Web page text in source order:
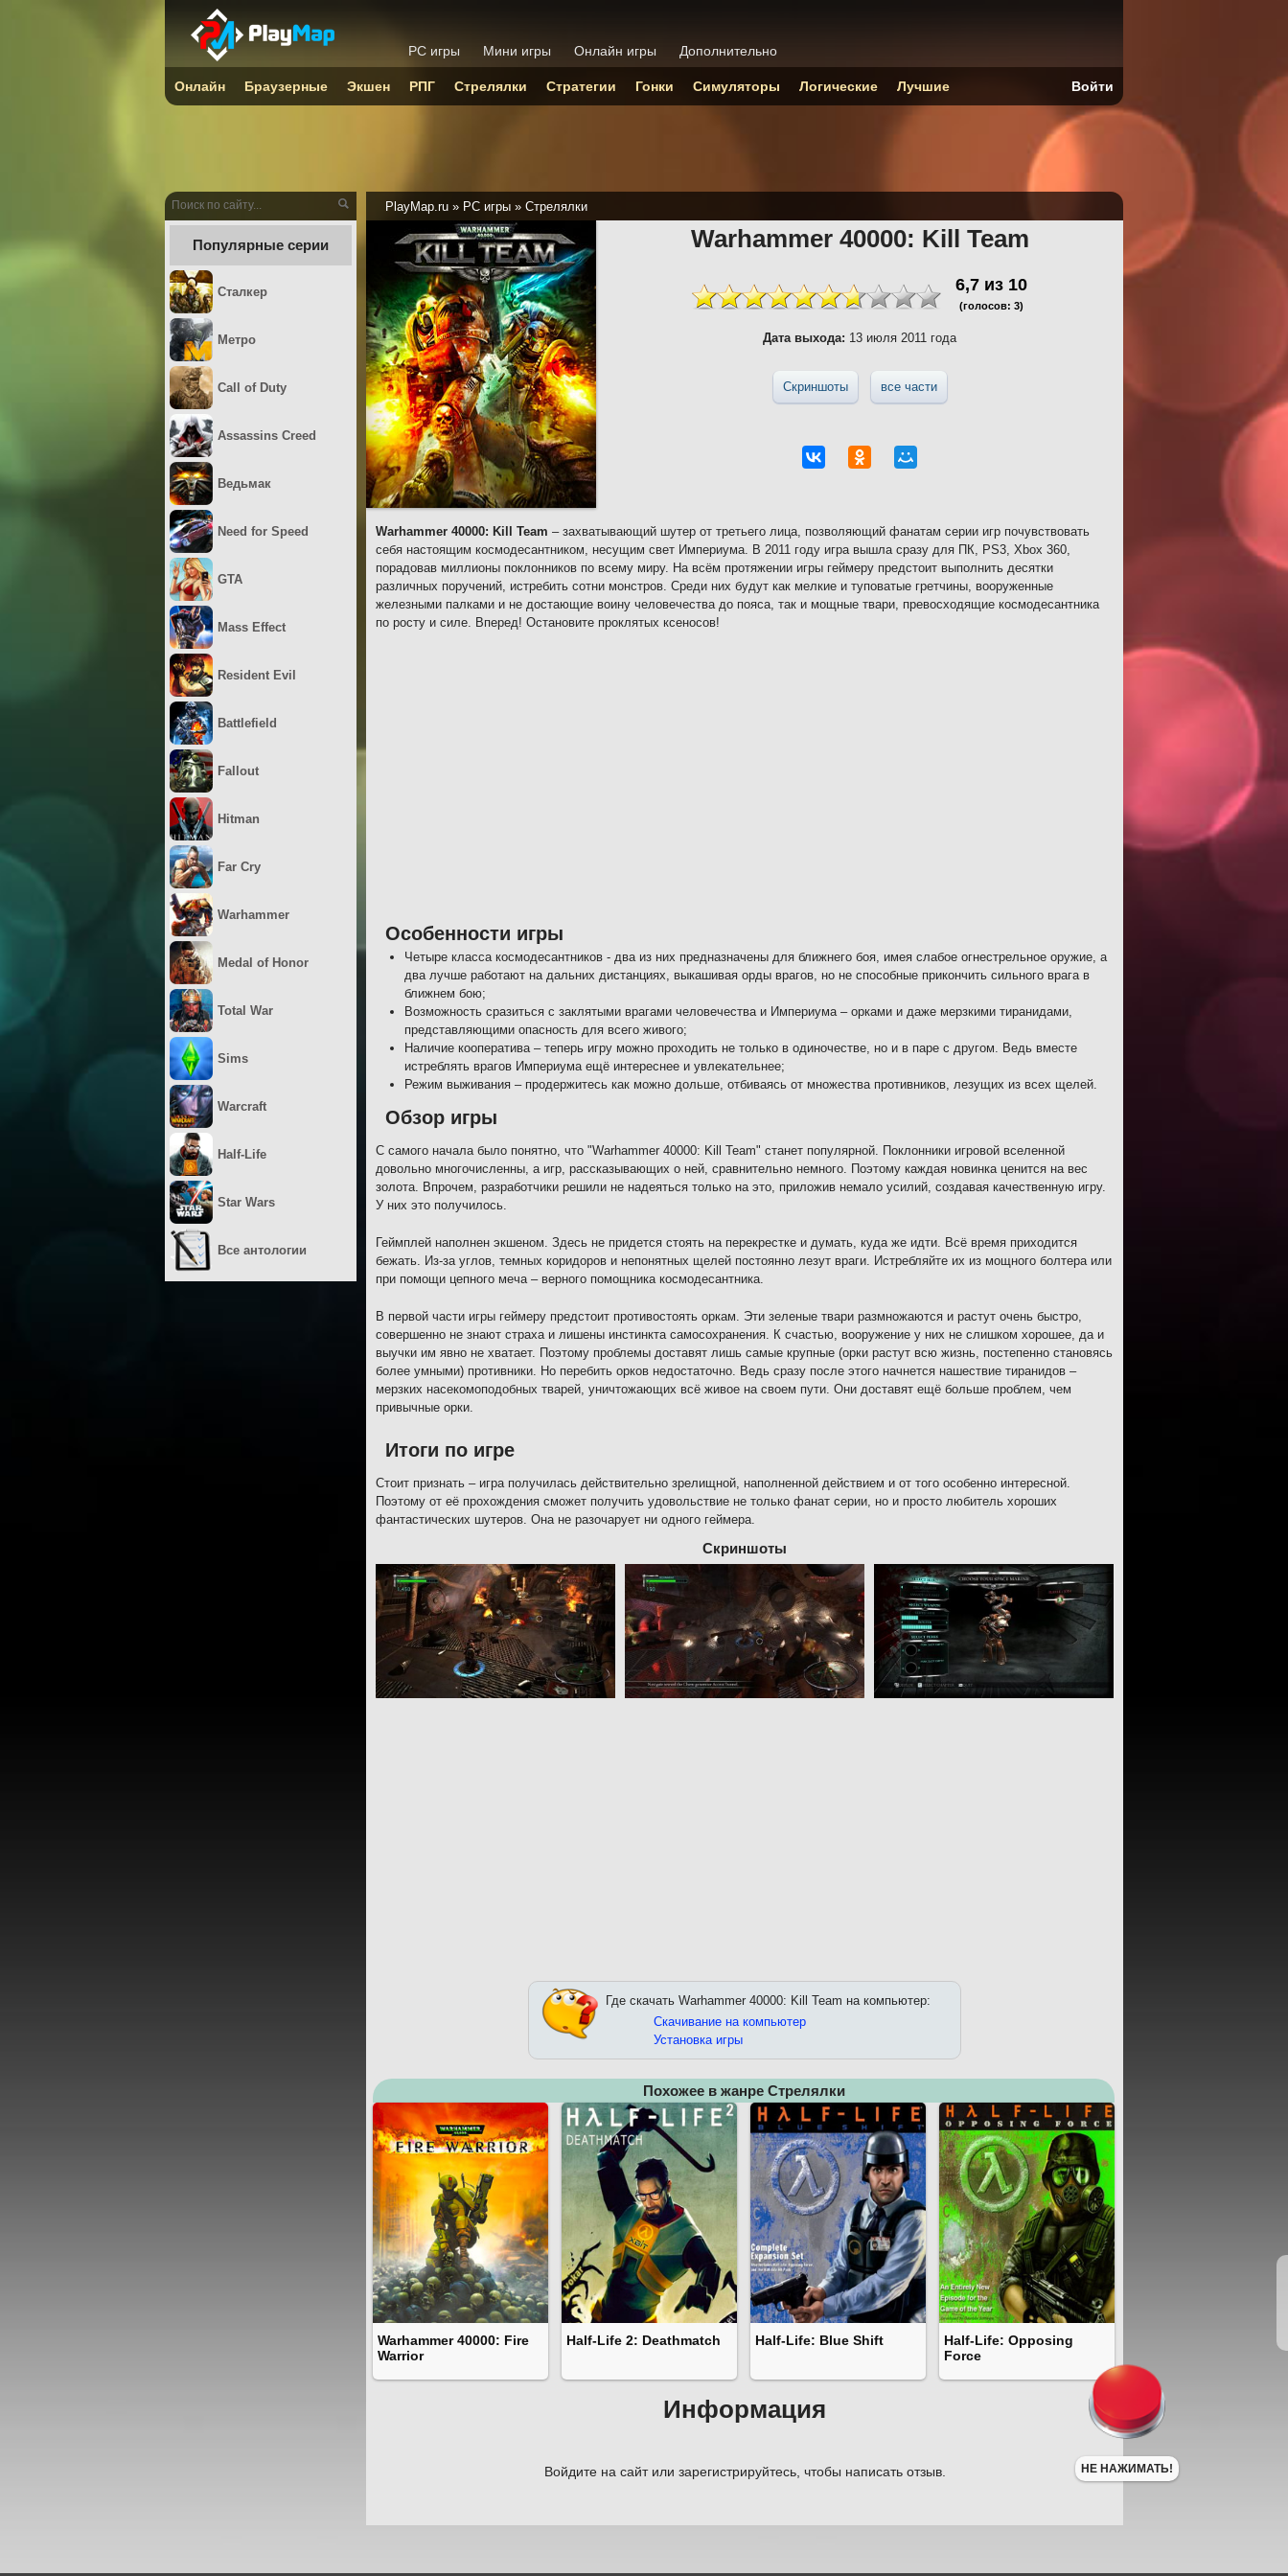
PlayMap.ru » PC игры » Стрелялки
Warhammer 40000: Kill Team
6,7 из 10
(голосов: 3)
Дата выхода: 13 июля 2011 года
Скриншоты все части
Warhammer 40000: Kill Team – захватывающий шутер от третьего лица, позволяющий фанатам серии игр почувствовать
себя настоящим космодесантником, несущим свет Империума. В 2011 году игра вышла сразу для ПК, PS3, Xbox 360,
порадовав миллионы поклонников по всему миру. На всём протяжении игры геймеру предстоит выполнить десятки
различных поручений, истребить сотни монстров. Среди них будут как мелкие и туповатые гретчины, вооруженные
железными палками и не достающие воину человечества до пояса, так и мощные твари, превосходящие космодесантника
по росту и силе. Вперед! Остановите проклятых ксеносов!
Особенности игры
Четыре класса космодесантников - два из них предназначены для ближнего боя, имея слабое огнестрельное оружие, а
два лучше работают на дальних дистанциях, выкашивая орды врагов, но не способные прикончить сильного врага в
ближнем бою;
Возможность сразиться с заклятыми врагами человечества и Империума – орками и даже мерзкими тиранидами,
представляющими опасность для всего живого;
Наличие кооператива – теперь игру можно проходить не только в одиночестве, но и в паре с другом. Ведь вместе
истреблять врагов Империума ещё интереснее и увлекательнее;
Режим выживания – продержитесь как можно дольше, отбиваясь от множества противников, лезущих из всех щелей.
Обзор игры
С самого начала было понятно, что "Warhammer 40000: Kill Team" станет популярной. Поклонники игровой вселенной
довольно многочисленны, а игр, рассказывающих о ней, сравнительно немного. Поэтому каждая новинка ценится на вес
золота. Впрочем, разработчики решили не надеяться только на это, приложив немало усилий, создавая качественную игру.
У них это получилось.
Геймплей наполнен экшеном. Здесь не придется стоять на перекрестке и думать, куда же идти. Всё время приходится
бежать. Из-за углов, темных коридоров и непонятных щелей постоянно лезут враги. Истребляйте их из мощного болтера или
при помощи цепного меча – верного помощника космодесантника.
В первой части игры геймеру предстоит противостоять оркам. Эти зеленые твари размножаются и растут очень быстро,
совершенно не знают страха и лишены инстинкта самосохранения. К счастью, вооружение у них не слишком хорошее, да и
выучки им явно не хватает. Поэтому проблемы доставят лишь самые крупные (орки растут всю жизнь, постепенно становясь
более умными) противники. Но перебить орков недостаточно. Ведь сразу после этого начнется нашествие тиранидов –
мерзких насекомоподобных тварей, уничтожающих всё живое на своем пути. Они доставят ещё больше проблем, чем
привычные орки.
Итоги по игре
Стоит признать – игра получилась действительно зрелищной, наполненной действием и от того особенно интересной.
Поэтому от её прохождения сможет получить удовольствие не только фанат серии, но и просто любитель хороших
фантастических шутеров. Она не разочарует ни одного геймера.
Скриншоты
Где скачать Warhammer 40000: Kill Team на компьютер:
Скачивание на компьютер
Установка игры
Похожее в жанре Стрелялки
Warhammer 40000: Fire
Warrior
Half-Life 2: Deathmatch Half-Life: Blue Shift
Half-Life: Opposing
Force
Информация
Войдите на сайт или зарегистрируйтесь, чтобы написать отзыв.
Популярные серии
Сталкер
Метро
Call of Duty
Assassins Creed
Ведьмак
Need for Speed
GTA
Mass Effect
Resident Evil
Battlefield
Fallout
Hitman
Far Cry
Warhammer
Medal of Honor
Total War
Sims
Warcraft
Half-Life
Star Wars
Все антологии
PC игры Мини игры Онлайн игры Дополнительно
Онлайн Браузерные Экшен РПГ Стрелялки Стратегии Гонки Симуляторы Логические Лучшие Войти
НЕ НАЖИМАТЬ!